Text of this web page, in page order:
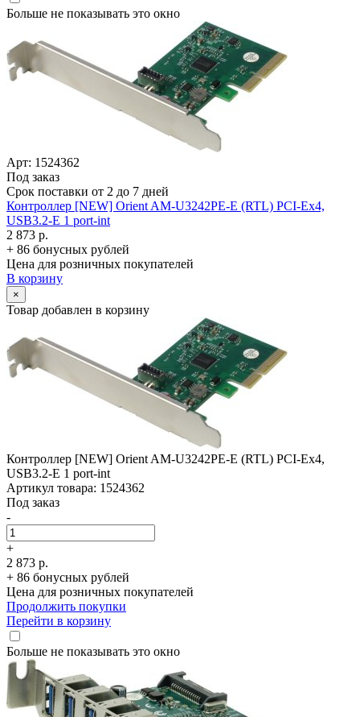
Больше не показывать это окно
Арт: 1524362
Под заказ
Срок поставки от 2 до 7 дней
Контроллер [NEW] Orient AM-U3242PE-E (RTL) PCI-Ex4,
USB3.2-E 1 port-int
2 873 р.
+ 86 бонусных рублей
Цена для розничных покупателей
В корзину
×
Товар добавлен в корзину
Контроллер [NEW] Orient AM-U3242PE-E (RTL) PCI-Ex4,
USB3.2-E 1 port-int
Артикул товара: 1524362
Под заказ
-
+
2 873 р.
+ 86 бонусных рублей
Цена для розничных покупателей
Продолжить покупки
Перейти в корзину
Больше не показывать это окно